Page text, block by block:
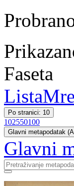
Faseta
Lista
Po stranici: 10
102550100
Glavni metapodatak
Glavni